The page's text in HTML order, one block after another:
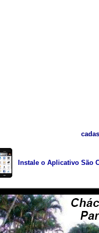
Instale o Aplicativo São